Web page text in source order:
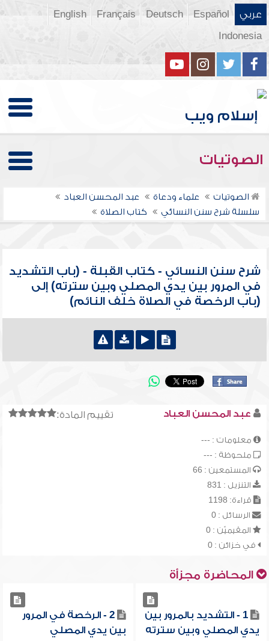
عربي Español
Deutsch
Français
English
Indonesia
الصوتيات
الصوتيات علماء ودعاة
عبد المحسن العباد
سلسلة شرح سنن النسائي
كتاب الصلاة
شرح سنن النسائي - كتاب القبلة - (باب التشديد
في المرور بين يدي المصلي وبين سترته) إلى
(باب الرخصة في الصلاة خلف النائم)
تقييم المادة: عبد المحسن العباد
معلومات : ---
ملحوظة : ---
المستمعين : 66
التنزيل : 831
قراءة: 1198
الرسائل : 0
المقيميّن : 0
في خزائن : 0
المحاضرة مجزأة
1 - التشديد بالمرور بين
يدي المصلي وبين سترته
2 - الرخصة في المرور
بين يدي المصلي